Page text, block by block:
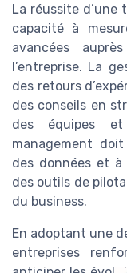
La réussite
capacité à
avancées
l’entreprise. La
des retours
des conseils en
des équipes
management
des données et
des outils de
du business.
En adoptant une
entreprises